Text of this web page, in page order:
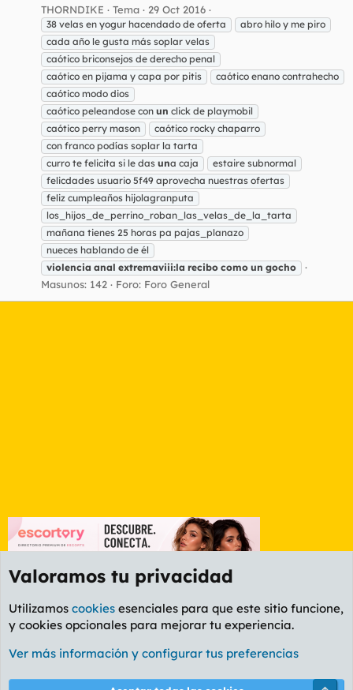
THORNDIKE Tema 29 Oct 2016
38 velas en yogur hacendado de oferta
abro hilo y me piro
cada año le gusta más soplar velas
caótico briconsejos de derecho penal
caótico en pijama y capa por pitis
caótico enano contrahecho
caótico modo dios
caótico peleandose con un click de playmobil
caótico perry mason
caótico rocky chaparro
con franco podías soplar la tarta
curro te felicita si le das una caja
estaire subnormal
felicdades usuario 5f49 aprovecha nuestras ofertas
feliz cumpleaños hijolagranputa
los_hijos_de_perrino_roban_las_velas_de_la_tarta
mañana tienes 25 horas pa pajas_planazo
nueces hablando de él
violencia anal extremaviii:la recibo como un gocho
Masunos: 142 Foro: Foro General
Etiquetas
Cookies
PL OLDSTYLE AMARILLO
Valoramos tu privacidad
Utilizamos cookies esenciales para que este sitio funcione,
y cookies opcionales para mejorar tu experiencia.
Ver más información y configurar tus preferencias